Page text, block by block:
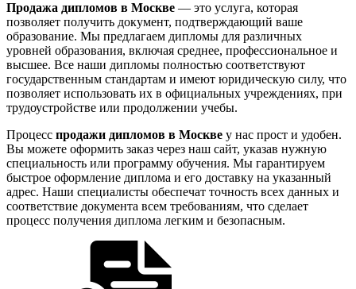
Продажа дипломов в Москве — это услуга, которая
позволяет получить документ, подтверждающий ваше
образование. Мы предлагаем дипломы для различных
уровней образования, включая среднее, профессиональное и
высшее. Все наши дипломы полностью соответствуют
государственным стандартам и имеют юридическую силу, что
позволяет использовать их в официальных учреждениях, при
трудоустройстве или продолжении учебы.
Процесс продажи дипломов в Москве у нас прост и удобен.
Вы можете оформить заказ через наш сайт, указав нужную
специальность или программу обучения. Мы гарантируем
быстрое оформление диплома и его доставку на указанный
адрес. Наши специалисты обеспечат точность всех данных и
соответствие документа всем требованиям, что сделает
процесс получения диплома легким и безопасным.